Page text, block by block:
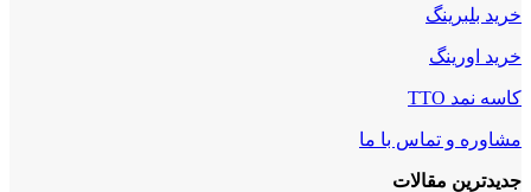
خرید بلبرینگ
خرید اورینگ
کاسه نمد TTO
مشاوره و تماس با ما
جدیدترین مقالات